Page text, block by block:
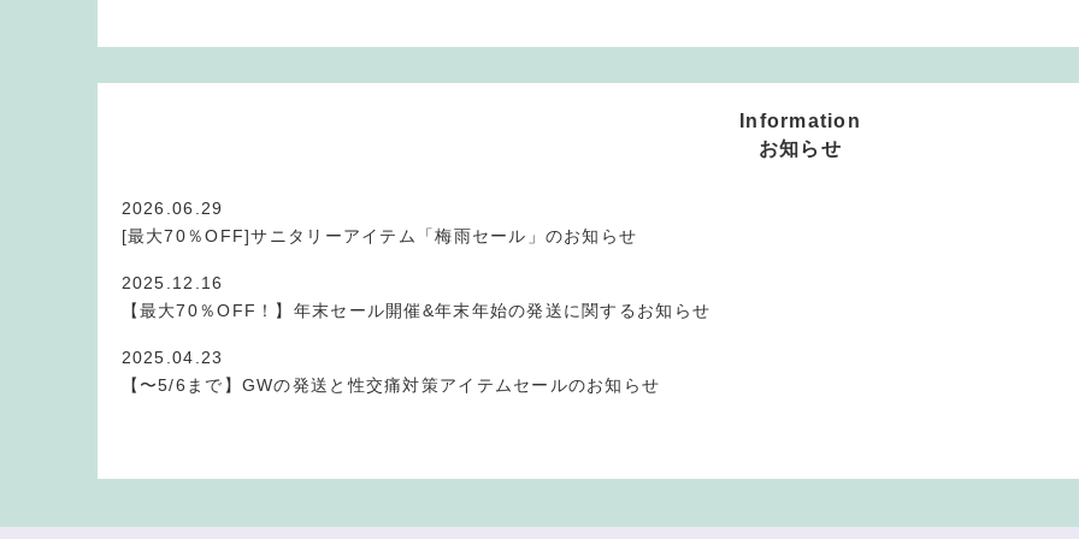
Information
お知らせ
2026.06.29
[最大70％OFF]サニタリーアイテム「梅雨セール」のお知らせ
2025.12.16
【最大70％OFF！】年末セール開催&年末年始の発送に関するお知らせ
2025.04.23
【〜5/6まで】GWの発送と性交痛対策アイテムセールのお知らせ